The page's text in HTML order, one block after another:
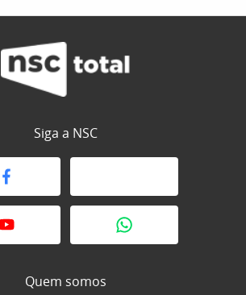
Siga a NSC
Quem somos